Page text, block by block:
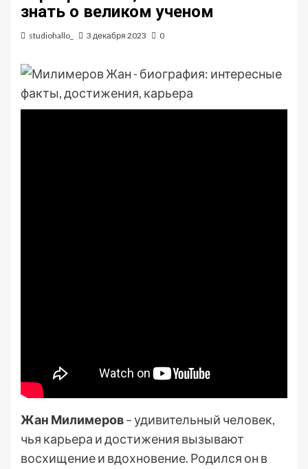
знать о великом ученом
studiohallo_ 3 декабря 2023 0
Жан Милимеров– удивительный человек,
чья карьера и достижения вызывают
восхищение и вдохновение. Родился он в